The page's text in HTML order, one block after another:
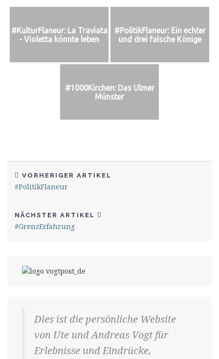
#KulturFlaneur: La Traviata
- Violetta könnte leben
#PolitikFlaneur: Ein echter
und drei falsche Könige
#1000Kirchen: Das Ulmer
Münster
VORHERIGER ARTIKEL
#PolitikFlaneur
NÄCHSTER ARTIKEL
#GrenzErfahrung
Dies ist die persönliche Website
von Ute und Andreas Vogt für
Erlebnisse und Eindrücke,